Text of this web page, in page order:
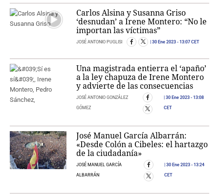
Carlos Alsina y Susanna Griso
‘desnudan’ a Irene Montero: “No le
importan las víctimas”
JOSÉ ANTONIO PUGLISI 30 Ene 2023 - 13:07 CET
Una magistrada entierra el ‘apaño’
a la ley chapuza de Irene Montero
y advierte de las consecuencias
JOSÉ ANTONIO GONZÁLEZ
GÓMEZ
30 Ene 2023 - 13:08
CET
José Manuel García Albarrán:
«Desde Colón a Cibeles: el hartazgo
de la ciudadanía»
JOSÉ MANUEL GARCÍA
ALBARRÁN
30 Ene 2023 - 13:24
CET